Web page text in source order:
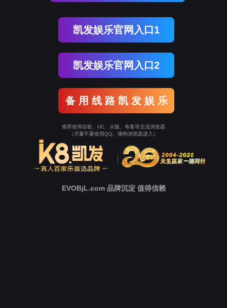
栏目不存在！
页面自动跳转等待时间：3秒
返回Ezpay 立即跳转